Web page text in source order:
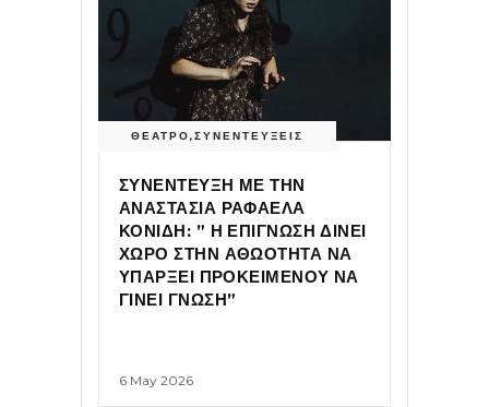
ΘΕΑΤΡΟ,ΣΥΝΕΝΤΕΥΞΕΙΣ
ΣΥΝΕΝΤΕΥΞΗ ΜΕ ΤΗΝ
ΑΝΑΣΤΑΣΙΑ ΡΑΦΑΕΛΑ
ΚΟΝΙΔΗ: ” Η ΕΠΙΓΝΩΣΗ ΔΙΝΕΙ
ΧΩΡΟ ΣΤΗΝ ΑΘΩΟΤΗΤΑ ΝΑ
ΥΠΑΡΞΕΙ ΠΡΟΚΕΙΜΕΝΟΥ ΝΑ
ΓΙΝΕΙ ΓΝΩΣΗ”
6 May 2026